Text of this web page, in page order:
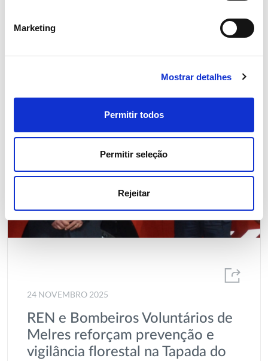
Marketing
Mostrar detalhes
Permitir todos
Permitir seleção
Rejeitar
24 NOVEMBRO 2025
REN e Bombeiros Voluntários de
Melres reforçam prevenção e
vigilância florestal na Tapada do